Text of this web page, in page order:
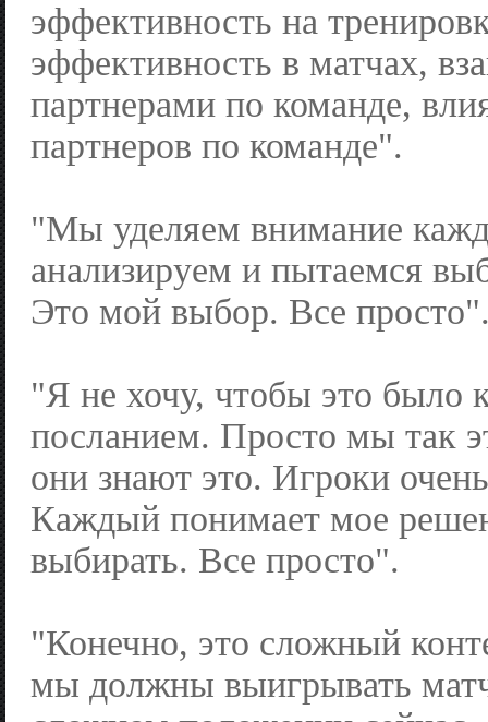
эффективность на
эффективность в матчах,
партнерами по команде,
партнеров по команде".
"Мы уделяем внимание
анализируем и пытаемся
Это мой выбор. Все
"Я не хочу, чтобы это было
посланием. Просто мы так
они знают это. Игроки
Каждый понимает мое
выбирать. Все просто".
"Конечно, это сложный
мы должны выигрывать